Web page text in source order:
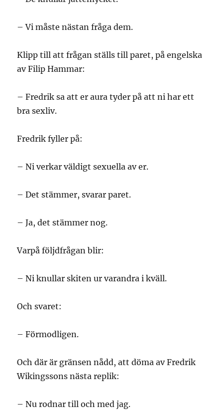
– Vi måste nästan fråga dem.
Klipp till att frågan ställs till paret, på engelska
av Filip Hammar:
– Fredrik sa att er aura tyder på att ni har ett
bra sexliv.
Fredrik fyller på:
– Ni verkar väldigt sexuella av er.
– Det stämmer, svarar paret.
– Ja, det stämmer nog.
Varpå följdfrågan blir:
– Ni knullar skiten ur varandra i kväll.
Och svaret:
– Förmodligen.
Och där är gränsen nådd, att döma av Fredrik
Wikingssons nästa replik:
– Nu rodnar till och med jag.